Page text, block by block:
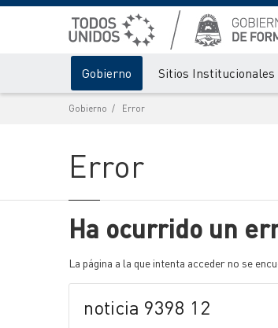
Gobierno Sitios Institucionales
Gobierno Error
Error
Ha ocurrido un
La página a la que intenta acceder no se